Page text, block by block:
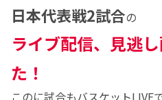
日本代表戦2試合の
ライブ配信、見逃
た！
このに試合もバスケットLIVE